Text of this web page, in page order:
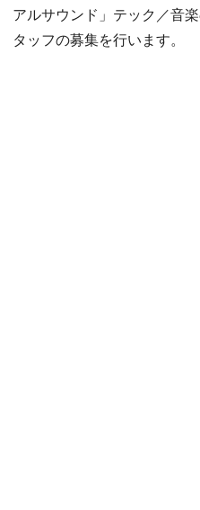
アルサウンド」テック／音
タッフの募集を行います。